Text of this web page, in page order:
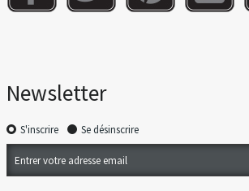
Newsletter
S'inscrire Se désinscrire